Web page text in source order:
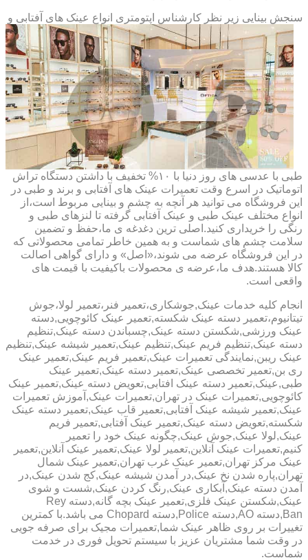
سنجش بینایی زیر نظر کارشناس اپتومتری انواع عینک های آفتابی و
طبی با عدسی های روز دنیا با ۱۰% تخفیف با داشتن دستگاه تراش
اتوماتیک در اسرع وقت تعمیرات عینک های آفتابی و برند و طبی در
این فروشگاه می توانید هر آنچه به چشم و بینایی مربوط است،از
انواع مختلف عینک طبی و عینک آفتابی گرفته تا لنزهای طبی و
رنگی را خریداری کنید.اصلی ترین دغدغه ی ما،حفظ و تضمین
سلامت چشم های شماست و به همین خاطر تمامی محصولاتی که
در این فروشگاه عرضه می شوند،«اصل» و دارای گواهی اصالت
کالا هستند.هدف ما،عرضه ی محصولات باکیفیت با قیمت های
واقعی است.
انجام کلیه خدمات عینک,جوشکاری،تعمیر فنر،تعمیر لولا،جوش
تیتانیوم،تعمیر دسته عینک شکسته,تعمیر عینک کائوچویی,دسته
عینک ورزشی,شکستن دسته عینک,چسباندن دسته عینک,تنظیم
دسته عینک,تنظیم فریم عینک,تنظیم عینک,تعمیر شیشه عینک,تنظیم
عینک ریبن,نمایندگی تعمیرات عینک,تعمیر فریم عینک,تعمیر عینک
ری بن,تعمیر تخصصی عینک,تعمیر دسته عینک,تعمیر عینک
طبی,عینک,تعمیر دسته عینک افتابی,تعویض دسته عینک,تعمیر عینک
کائوچویی,تعمیرات عینک در تهران,تعمیرات عینک,آموزش تعمیرات
عینک,تعمیر شیشه عینک آفتابی,تعمیر قاب عینک,تعمیر دسته عینک
شکسته,تعویض دسته عینک,تعمیر عینک آفتابی,تعمیر فریم
عینک,لولا عینک,جوش عینک,چگونه عینک خود را تعمیر
کنیم,تعمیرات عینک آنلاین,تعمیر لولا عینک,تعمیر عینک آنلاین,تعمیر
عینک مرکز تهران,تعمیر عینک غرب تهران,تعمیر عینک شمال
تهران,پاره شدن نخ عینک,در آمدن شیشه عینک,کج شدن عینک,در
آمدن دسته عینک,آبکاری عینک,رنگ کردن عینک,شست و شوی
عینک,شکستن عینک فلزی,تعمیر عینک بچه گانه,دسته Rey
Ban,دسته AO,دسته Police,دسته Chopard می باشد.با کمترین
تغییرات بر روی ظاهر عینک شما,تعمیرات مجیک برای صرفه جویی
در وقت شما مشتریان عزیز با سیستم تحویل فوری در خدمت
شماست.